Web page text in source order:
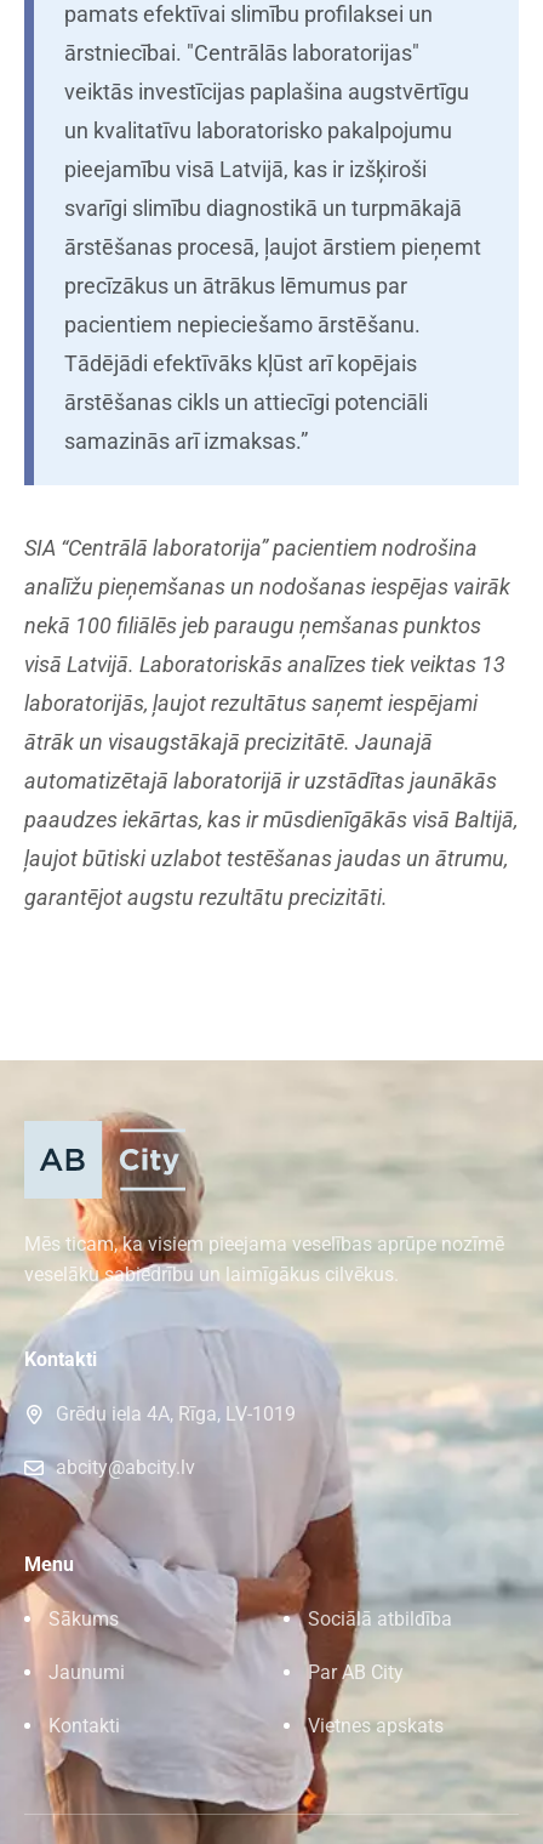
pamats efektīvai slimību profilaksei un
ārstniecībai. "Centrālās laboratorijas"
veiktās investīcijas paplašina augstvērtīgu
un kvalitatīvu laboratorisko pakalpojumu
pieejamību visā Latvijā, kas ir izšķiroši
svarīgi slimību diagnostikā un turpmākajā
ārstēšanas procesā, ļaujot ārstiem pieņemt
precīzākus un ātrākus lēmumus par
pacientiem nepieciešamo ārstēšanu.
Tādējādi efektīvāks kļūst arī kopējais
ārstēšanas cikls un attiecīgi potenciāli
samazinās arī izmaksas.”
SIA “Centrālā laboratorija” pacientiem nodrošina
analīžu pieņemšanas un nodošanas iespējas vairāk
nekā 100 filiālēs jeb paraugu ņemšanas punktos
visā Latvijā. Laboratoriskās analīzes tiek veiktas 13
laboratorijās, ļaujot rezultātus saņemt iespējami
ātrāk un visaugstākajā precizitātē. Jaunajā
automatizētajā laboratorijā ir uzstādītas jaunākās
paaudzes iekārtas, kas ir mūsdienīgākās visā Baltijā,
ļaujot būtiski uzlabot testēšanas jaudas un ātrumu,
garantējot augstu rezultātu precizitāti.
Mēs ticam, ka visiem pieejama veselības aprūpe nozīmē
veselāku sabiedrību un laimīgākus cilvēkus.
Kontakti
Grēdu iela 4A, Rīga, LV-1019
abcity@abcity.lv
Menu
Sākums Sociālā atbildība
Jaunumi Par AB City
Kontakti Vietnes apskats